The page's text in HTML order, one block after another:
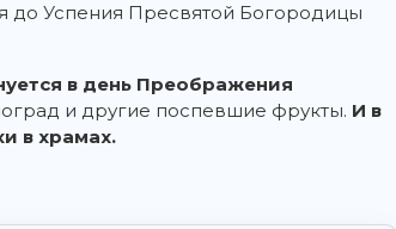
до Успения Пресвятой Богородицы
в день Преображения
и другие поспевшие фрукты. И в
в храмах.